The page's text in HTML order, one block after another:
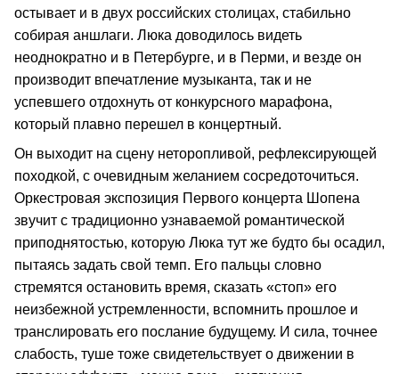
остывает и в двух российских столицах, стабильно
собирая аншлаги. Люка доводилось видеть
неоднократно и в Петербурге, и в Перми, и везде он
производит впечатление музыканта, так и не
успевшего отдохнуть от конкурсного марафона,
который плавно перешел в концертный.
Он выходит на сцену неторопливой, рефлексирующей
походкой, с очевидным желанием сосредоточиться.
Оркестровая экспозиция Первого концерта Шопена
звучит с традиционно узнаваемой романтической
приподнятостью, которую Люка тут же будто бы осадил,
пытаясь задать свой темп. Его пальцы словно
стремятся остановить время, сказать «стоп» его
неизбежной устремленности, вспомнить прошлое и
транслировать его послание будущему. И сила, точнее
слабость, туше тоже свидетельствует о движении в